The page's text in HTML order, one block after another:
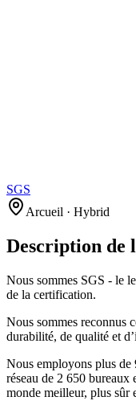
SGS
Arcueil · Hybrid
Description de
Nous sommes SGS - le
de la certification.
Nous sommes reconnus
durabilité, de qualité et
Nous employons plus de
réseau de 2 650 bureaux
monde meilleur, plus sûr